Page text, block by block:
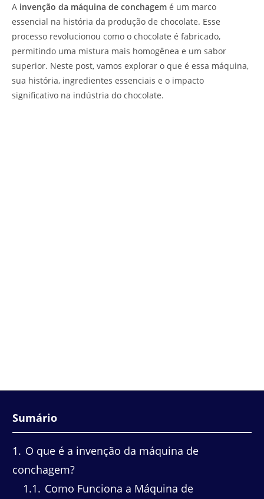
A invenção da máquina de conchagem é um marco
essencial na história da produção de chocolate. Esse
processo revolucionou como o chocolate é fabricado,
permitindo uma mistura mais homogênea e um sabor
superior. Neste post, vamos explorar o que é essa máquina,
sua história, ingredientes essenciais e o impacto
significativo na indústria do chocolate.
Sumário
1
O que é a invenção da máquina de
conchagem?
1.1
Como Funciona a Máquina de